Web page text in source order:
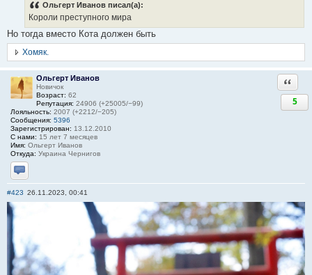
Ольгерт Иванов писал(а):
Короли преступного мира
Но тогда вместо Кота должен быть
Хомяк.
Ольгерт Иванов
Новичок
Возраст: 62
Репутация: 24906 (+25005/−99)
Лояльность: 2007 (+2212/−205)
Сообщения: 5396
Зарегистрирован: 13.12.2010
С нами: 15 лет 7 месяцев
Имя: Ольгерт Иванов
Откуда: Украина Чернигов
Отправить личное сообщение
5
#423 26.11.2023, 00:41